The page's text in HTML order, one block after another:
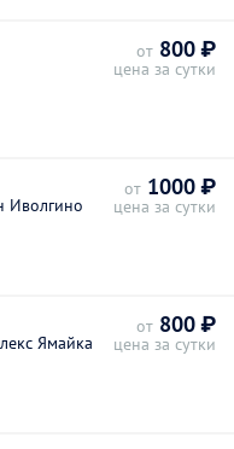
от 800 ₽
цена за сутки
Иволгино
от 1000 ₽
цена за сутки
Ямайка
от 800 ₽
цена за сутки